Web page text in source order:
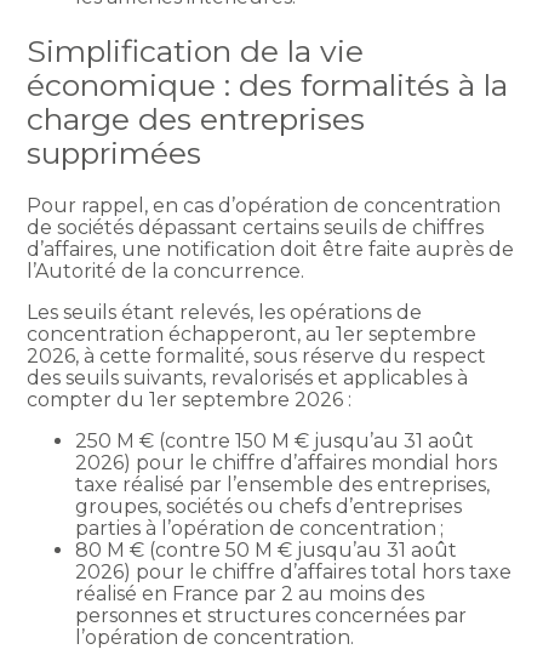
Simplification de la vie
économique : des formalités à la
charge des entreprises
supprimées
Pour rappel, en cas d’opération de concentration
de sociétés dépassant certains seuils de chiffres
d’affaires, une notification doit être faite auprès de
l’Autorité de la concurrence.
Les seuils étant relevés, les opérations de
concentration échapperont, au 1er septembre
2026, à cette formalité, sous réserve du respect
des seuils suivants, revalorisés et applicables à
compter du 1er septembre 2026 :
250 M € (contre 150 M € jusqu’au 31 août
2026) pour le chiffre d’affaires mondial hors
taxe réalisé par l’ensemble des entreprises,
groupes, sociétés ou chefs d’entreprises
parties à l’opération de concentration ;
80 M € (contre 50 M € jusqu’au 31 août
2026) pour le chiffre d’affaires total hors taxe
réalisé en France par 2 au moins des
personnes et structures concernées par
l’opération de concentration.